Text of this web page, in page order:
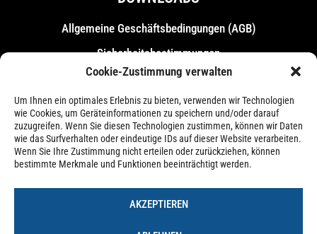
Cookie-Zustimmung verwalten
Um Ihnen ein optimales Erlebnis zu bieten, verwenden wir Technologien
wie Cookies, um Geräteinformationen zu speichern und/oder darauf
zuzugreifen. Wenn Sie diesen Technologien zustimmen, können wir Daten
wie das Surfverhalten oder eindeutige IDs auf dieser Website verarbeiten.
Wenn Sie Ihre Zustimmung nicht erteilen oder zurückziehen, können
bestimmte Merkmale und Funktionen beeinträchtigt werden.
AKZEPTIEREN
Allgemeine Geschäfts­bedingungen (AGB)
Sicherheitsbestimmungen
Messebestimmungen